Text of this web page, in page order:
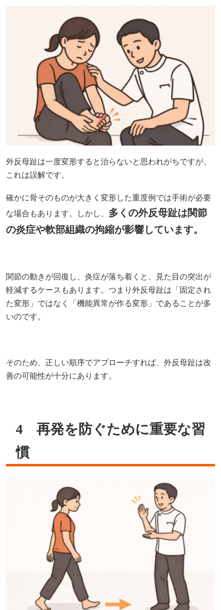
外反母趾は一度変形すると治らないと思われがちですが、
これは誤解です。
確かに骨そのものが大きく変形した重度例では手術が必要
な場合もあります。しかし、 多くの外反母趾は関節
の炎症や軟部組織の拘縮が影響しています。
関節の動きが回復し、炎症が落ち着くと、見た目の突出が
軽減するケースもあります。つまり外反母趾は「固定され
た変形」ではなく「機能異常が作る変形」であることが多
いのです。
そのため、正しい順序でアプローチすれば、外反母趾は改
善の可能性が十分にあります。
4 再発を防ぐために重要な習
慣